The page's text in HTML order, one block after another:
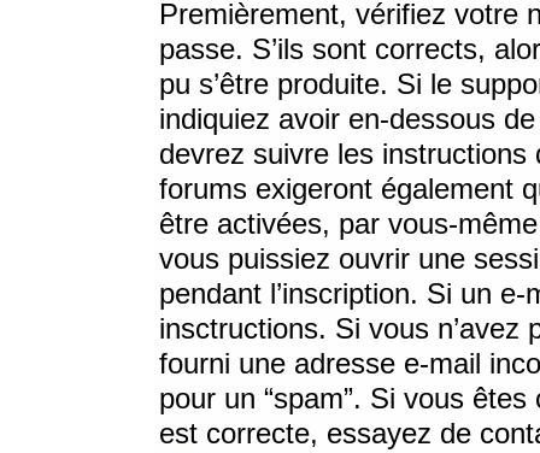
Premièrement, vérifiez votre
passe. S’ils sont corrects,
pu s’être produite. Si le
indiquiez avoir en-dessous
devrez suivre les
forums exigeront également
être activées, par vous-
vous puissiez ouvrir une
pendant l’inscription. Si un
insctructions. Si vous n’avez
fourni une adresse e-mail
pour un “spam”. Si vous
est correcte, essayez de